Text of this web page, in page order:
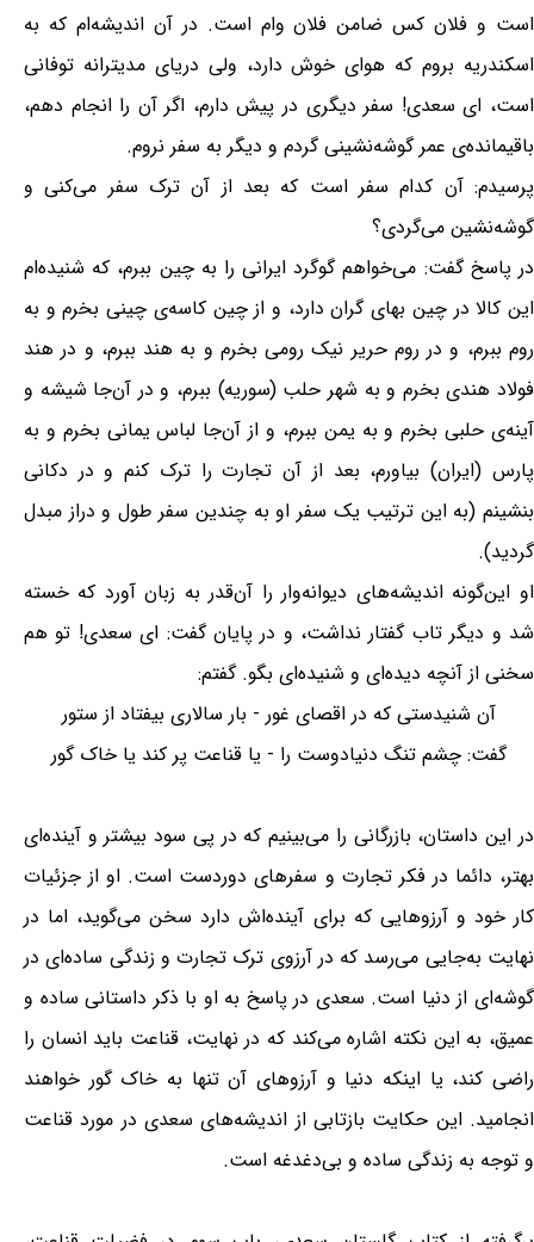
است و فلان کس ضامن فلان وام است. در آن اندیشه‌ام که به
اسکندریه بروم که هوای خوش دارد، ولی دریای مدیترانه توفانی
است، ای سعدی! سفر دیگری در پیش دارم، اگر آن را انجام دهم،
باقیمانده‌ی عمر گوشه‌نشینی گردم و دیگر به سفر نروم.
پرسیدم: آن کدام سفر است که بعد از آن ترک سفر می‌کنی و
گوشه‌نشین می‌گردی؟
در پاسخ گفت: می‌خواهم گوگرد ایرانی را به چین ببرم، که شنیده‌ام
این کالا در چین بهای گران دارد، و از چین کاسه‌ی چینی بخرم و به
روم ببرم، و در روم حریر نیک رومی بخرم و به هند ببرم، و در هند
فولاد هندی بخرم و به شهر حلب (سوریه) ببرم، و در آن‌جا شیشه و
آینه‌ی حلبی بخرم و به یمن ببرم، و از آن‌جا لباس یمانی بخرم و به
پارس (ایران) بیاورم، بعد از آن تجارت را ترک کنم و در دکانی
بنشینم (به این ترتیب یک سفر او به چندین سفر طول و دراز مبدل
گردید).
او این‌گونه اندیشه‌های دیوانه‌وار را آن‌قدر به زبان آورد که خسته
شد و دیگر تاب گفتار نداشت، و در پایان گفت: ای سعدی! تو هم
سخنی از آنچه دیده‌ای و شنیده‌ای بگو. گفتم:
آن شنیدستی که در اقصای غور - بار سالاری بیفتاد از ستور
گفت: چشم تنگ دنیادوست را - یا قناعت پر کند یا خاک گور
در این داستان، بازرگانی را می‌بینیم که در پی سود بیشتر و آینده‌ای
بهتر، دائما در فکر تجارت و سفرهای دوردست است. او از جزئیات
کار خود و آرزوهایی که برای آینده‌اش دارد سخن می‌گوید، اما در
نهایت به‌جایی می‌رسد که در آرزوی ترک تجارت و زندگی ساده‌ای در
گوشه‌ای از دنیا است. سعدی در پاسخ به او با ذکر داستانی ساده و
عمیق، به این نکته اشاره می‌کند که در نهایت، قناعت باید انسان را
راضی کند، یا اینکه دنیا و آرزوهای آن تنها به خاک گور خواهند
انجامید. این حکایت بازتابی از اندیشه‌های سعدی در مورد قناعت
و توجه به زندگی ساده و بی‌دغدغه است.